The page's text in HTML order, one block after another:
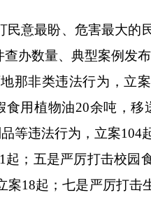
民意最盼、危害最大的
查办数量、典型案例发
那非类违法行为 ， 立案
食用植物油20余吨，移
等违法行为，立案104
； 五是严厉打击校园
案18起；七是严厉打击